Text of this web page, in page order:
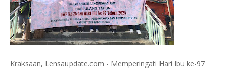
Kraksaan, Lensaupdate.com - Memperingati Hari Ibu ke-97